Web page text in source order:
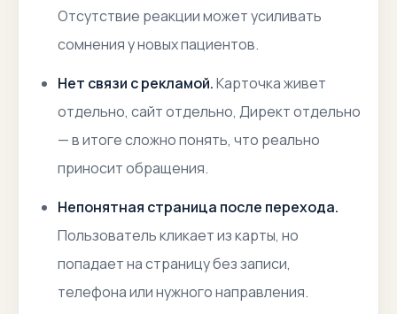
Отсутствие реакции может усиливать
сомнения у новых пациентов.
Нет связи с рекламой.Карточка живет
отдельно, сайт отдельно, Директ отдельно
— в итоге сложно понять, что реально
приносит обращения.
Непонятная страница после перехода.
Пользователь кликает из карты, но
попадает на страницу без записи,
телефона или нужного направления.